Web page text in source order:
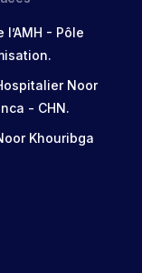
l’AMH - Pôle
Noor
- CHN.
Khouribga